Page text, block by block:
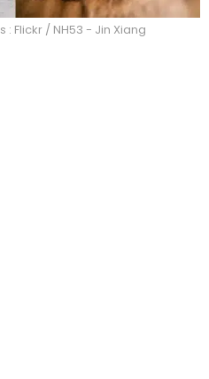
: Flickr / NH53 - Jin Xiang